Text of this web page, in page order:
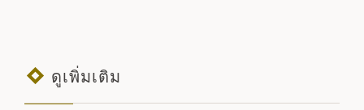
ดูเพิ่มเติม